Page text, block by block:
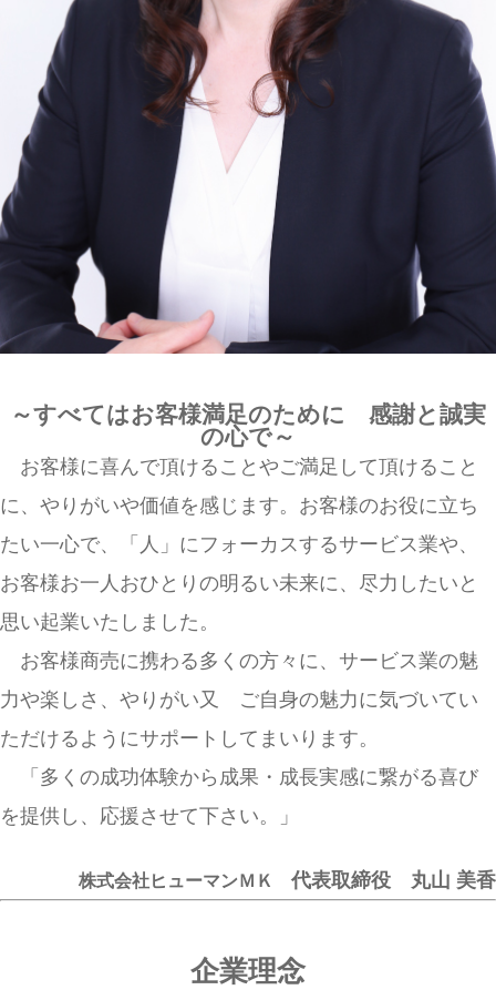
～すべてはお客様満足のために 感謝と誠実
の心で～
お客様に喜んで頂けることやご満足して頂けること
に、 やりがいや価値を感じます。お客様のお役に立ち
たい一心で、「人」にフォーカスするサービス業や、
お客様お一人おひとりの明るい未来に、尽力したいと
思い起業いたしました。
お客様商売に携わる多くの方々に、サービス業の魅
力や楽しさ、やりがい又 ご自身の魅力に気づいてい
ただけるようにサポートしてまいります。
「多くの成功体験から成果・成長実感に繋がる喜び
を提供し、応援させて下さい。」
株式会社ヒューマンＭＫ 代表取締役 丸山 美香
企業理念